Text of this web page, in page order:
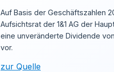
Auf Basis der Geschäftszahlen
Aufsichtsrat der 1&1 AG der
eine unveränderte Dividende
vor.
zur Quelle